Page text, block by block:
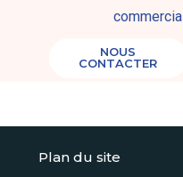
NOUS
CONTACTER
Plan du site